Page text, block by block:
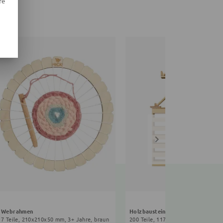
Webrahmen
7 Teile, 210x210x50 mm, 3+ Jahre, braun
Holzbausteine